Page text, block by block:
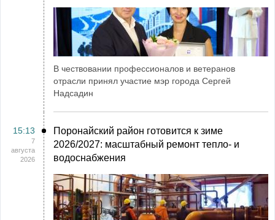
В чествовании профессионалов и ветеранов
отрасли принял участие мэр города Сергей
Надсадин
15:13
7
августа
2026
Поронайский район готовится к зиме
2026/2027: масштабный ремонт тепло- и
водоснабжения